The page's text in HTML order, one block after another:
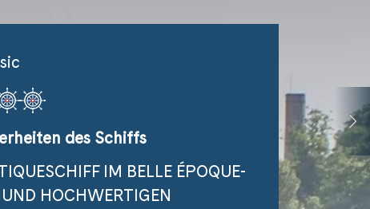
des Schiffs
IM BELLE ÉPOQUE-
HOCHWERTIGEN